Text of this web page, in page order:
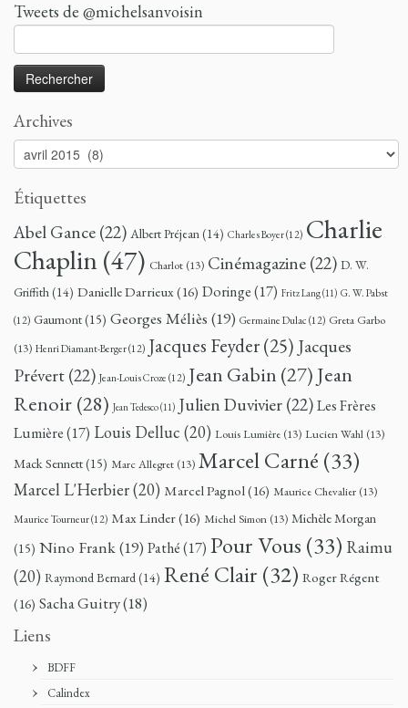
Tweets de @michelsanvoisin
Archives
Archives
Étiquettes
Abel Gance(22) Albert Préjean(14) Charles Boyer(12) Charlie
Chaplin(47) Charlot (13) Cinémagazine(22) D. W.
Griffith(14) Danielle Darrieux(16) Doringe(17) Fritz Lang(11) G. W. Pabst
(12) Gaumont(15) Georges Méliès (19) Germaine Dulac (12) Greta Garbo
(13) Henri Diamant-Berger(12) Jacques Feyder(25) Jacques
Prévert(22) Jean-Louis Croze (12) Jean Gabin (27) Jean
Renoir (28) Jean Tedesco(11) Julien Duvivier(22)Les Frères
Lumière(17) Louis Delluc (20) Louis Lumière (13) Lucien Wahl (13)
Mack Sennett(15) Marc Allegret (13) Marcel Carné (33)
Marcel L'Herbier(20) Marcel Pagnol(16) Maurice Chevalier (13)
Maurice Tourneur(12) Max Linder(16) Michel Simon (13) Michèle Morgan
(15) Nino Frank(19) Pathé(17) Pour Vous (33) Raimu
(20) Raymond Bernard(14) René Clair (32) Roger Régent
(16) Sacha Guitry(18)
Liens
BDFF
Calindex